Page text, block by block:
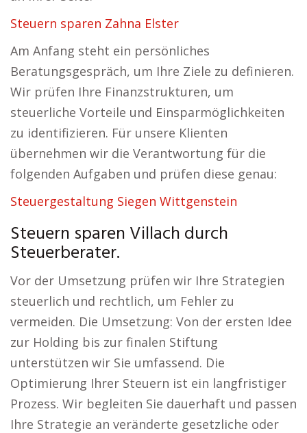
Steuern sparen Zahna Elster
Am Anfang steht ein persönliches
Beratungsgespräch, um Ihre Ziele zu definieren.
Wir prüfen Ihre Finanzstrukturen, um
steuerliche Vorteile und Einsparmöglichkeiten
zu identifizieren. Für unsere Klienten
übernehmen wir die Verantwortung für die
folgenden Aufgaben und prüfen diese genau:
Steuergestaltung Siegen Wittgenstein
Steuern sparen Villach durch
Steuerberater.
Vor der Umsetzung prüfen wir Ihre Strategien
steuerlich und rechtlich, um Fehler zu
vermeiden. Die Umsetzung: Von der ersten Idee
zur Holding bis zur finalen Stiftung
unterstützen wir Sie umfassend. Die
Optimierung Ihrer Steuern ist ein langfristiger
Prozess. Wir begleiten Sie dauerhaft und passen
Ihre Strategie an veränderte gesetzliche oder